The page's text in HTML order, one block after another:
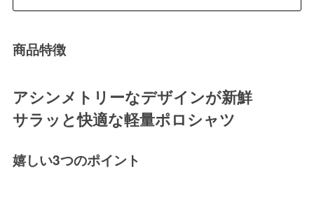
商品特徴
アシンメトリーなデザインが新鮮
サラッと快適な軽量ポロシャツ
嬉しい3つのポイント